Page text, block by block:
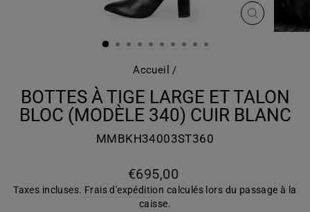
FERMER
(ESC)
Accueil /
BOTTES À TIGE LARGE ET TALON
BLOC (MODÈLE 340) CUIR BLANC
MMBKH34003ST360
Prix
régulier
€695,00
Taxes incluses. Frais d'expédition calculés lors du passage à la
caisse.